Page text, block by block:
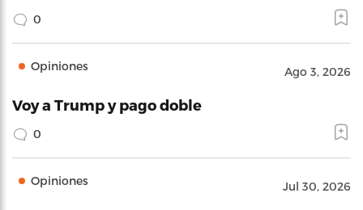
0
Opiniones Ago 3, 2026
Voy a Trump y pago doble
0
Opiniones Jul 30, 2026